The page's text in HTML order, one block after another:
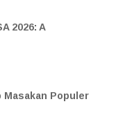
2026: A
Masakan Populer